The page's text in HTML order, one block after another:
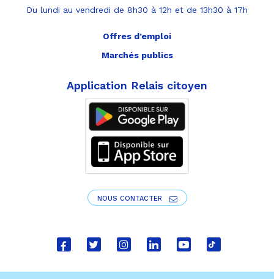
Du lundi au vendredi de 8h30 à 12h et de 13h30 à 17h
Lien
Lien
Lien
Lien
Lien
Lien
Offres d’emploi
Marchés publics
Application Relais citoyen
NOUS CONTACTER